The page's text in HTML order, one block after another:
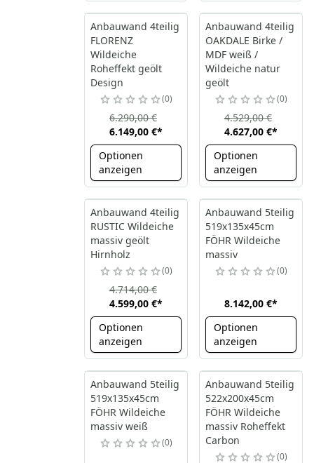
Anbauwand 4teilig
FLORENZ
Wildeiche
Roheffekt geölt
Design
0
6.149,00 €*
6.290,00 €
Optionen
anzeigen
Anbauwand 4teilig
OAKDALE Birke /
MDF weiß /
Wildeiche natur
geölt
0
4.627,00 €*
4.529,00 €
Optionen
anzeigen
Anbauwand 4teilig
RUSTIC Wildeiche
massiv geölt
Hirnholz
0
4.599,00 €*
4.714,00 €
Optionen
anzeigen
Anbauwand 5teilig
519x135x45cm
FÖHR Wildeiche
massiv
0
8.142,00 €*
Optionen
anzeigen
Anbauwand 5teilig
519x135x45cm
FÖHR Wildeiche
massiv weiß
0
Anbauwand 5teilig
522x200x45cm
FÖHR Wildeiche
massiv Roheffekt
Carbon
0